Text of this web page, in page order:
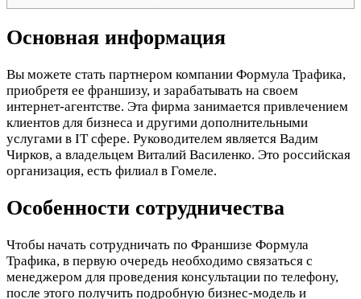
Основная информация
Вы можете стать партнером компании Формула Трафика,
приобретя ее франшизу, и зарабатывать на своем
интернет-агентстве. Эта фирма занимается привлечением
клиентов для бизнеса и другими дополнительными
услугами в IT сфере. Руководителем является Вадим
Чирков, а владельцем Виталий Василенко. Это российская
организация, есть филиал в Гомеле.
Особенности сотрудничества
Чтобы начать сотрудничать по Франшизе Формула
Трафика, в первую очередь необходимо связаться с
менеджером для проведения консультации по телефону,
после этого получить подробную бизнес-модель и